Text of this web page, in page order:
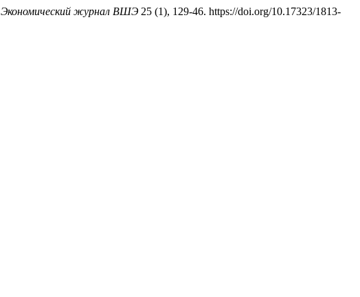
Экономический журнал ВШЭ 25 (1), 129-46. https://doi.org/10.17323/1813-